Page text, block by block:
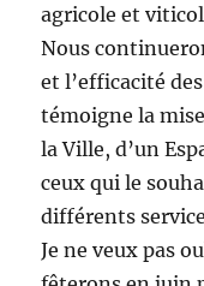
agricole et
Nous
et l’efficacité
témoigne la
la Ville, d’un
ceux qui le
différents
Je ne veux pas